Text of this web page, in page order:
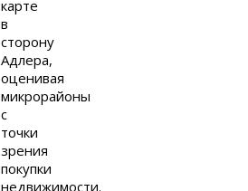
карте
в
сторону
Адлера,
оценивая
микрорайоны
с
точки
зрения
покупки
недвижимости.